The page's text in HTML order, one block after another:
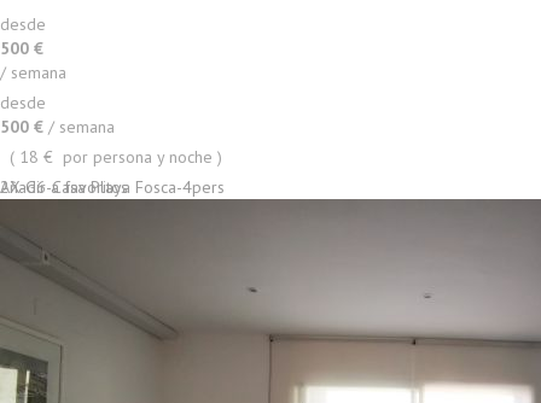
desde
500 €
/ semana
desde
500 € / semana
( 18 € por persona y noche )
2X-G6-Casa Playa Fosca-4pers
Añadir a favoritos